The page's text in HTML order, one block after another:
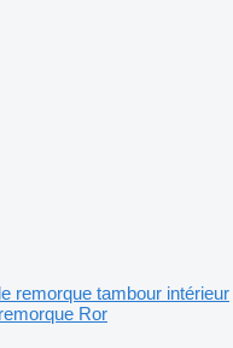
remorque tambour intérieur
Ror